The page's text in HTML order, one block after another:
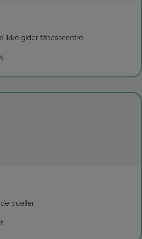
ikke gider fitnesscentre
dueller